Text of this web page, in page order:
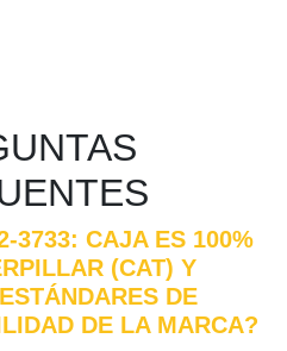
3733: CAJA ES 100%
(CAT) Y
DE
DE LA MARCA?